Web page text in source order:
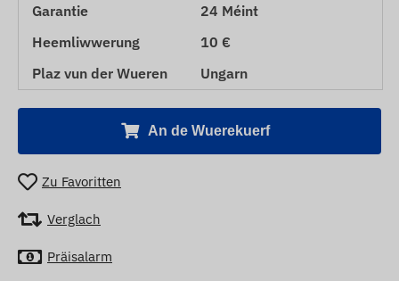
Garantie
24 Méint
Heemliwwerung
10 €
Plaz vun der Wueren
Ungarn
An de Wuerekuerf
Zu Favoritten
Verglach
Präisalarm